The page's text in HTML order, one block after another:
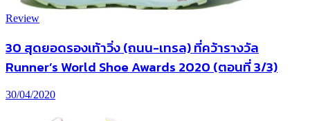
Review
30 สุดยอดรองเท้าวิ่ง (ถนน-เทรล) ที่คว้ารางวัล
Runner’s World Shoe Awards 2020 (ตอนที่ 3/3)
30/04/2020